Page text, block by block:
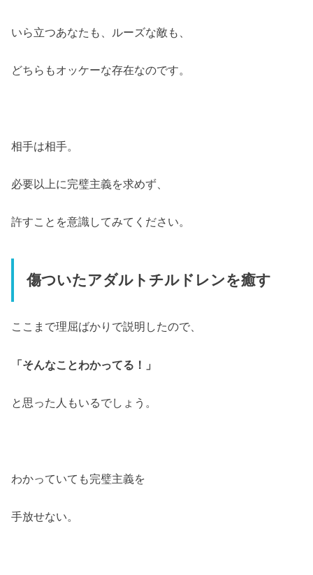
いら立つあなたも、ルーズな敵も、
どちらもオッケーな存在なのです。
相手は相手。
必要以上に完璧主義を求めず、
許すことを意識してみてください。
傷ついたアダルトチルドレンを癒す
ここまで理屈ばかりで説明したので、
「そんなことわかってる！」
と思った人もいるでしょう。
わかっていても完璧主義を
手放せない。